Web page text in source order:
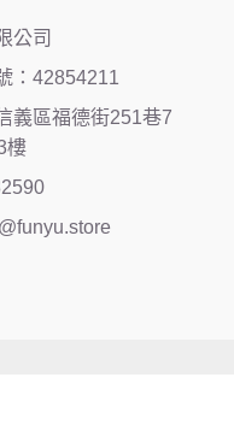
公司
：42854211
義區福德街251巷7
樓